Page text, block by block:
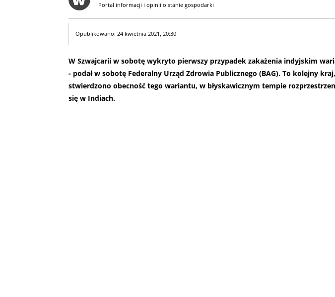
Portal informacji i opinii o stanie gospodarki
Opublikowano: 24 kwietnia 2021, 20:30
W Szwajcarii w sobotę wykryto pierwszy przypadek zakażenia indyjskim
- podał w sobotę Federalny Urząd Zdrowia Publicznego (BAG). To kolejny
stwierdzono obecność tego wariantu, w błyskawicznym tempie
się w Indiach.